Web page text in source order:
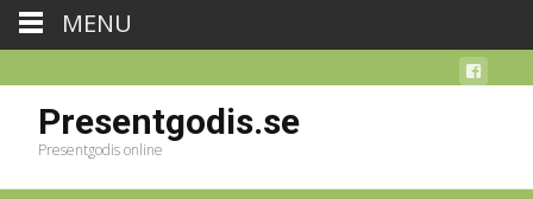
Presentgodis.se
Presentgodis online
MENU